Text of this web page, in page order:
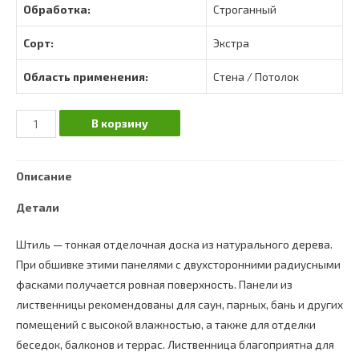
Обработка: Строганный
Сорт: Экстра
Область применения: Стена / Потолок
Количество
Вагонка
лиственница
4000х110х14
мм
В корзину
Описание
Детали
Штиль — тонкая отделочная доска из натурального дерева.
При обшивке этими панелями с двухсторонними радиусными
фасками получается ровная поверхность. Панели из
лиственницы рекомендованы для саун, парных, бань и других
помещений с высокой влажностью, а также для отделки
беседок, балконов и террас. Лиственница благоприятна для